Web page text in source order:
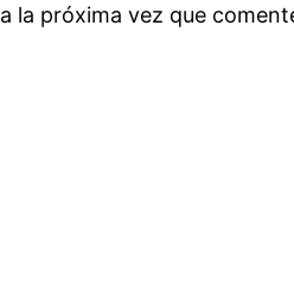
la próxima vez que